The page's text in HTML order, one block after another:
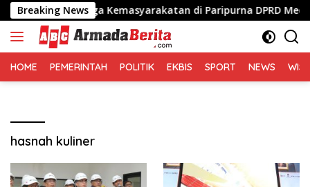
Langsung
ke
konten
Breaking News
Lembaga Kemasyarakatan di Paripurna DPRD Medan
HOME PEMERINTAH POLITIK EKBIS SPORT NEWS
hasnah kuliner